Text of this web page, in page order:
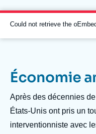
au
contenu
principal
Navigation
principale
L'Ifri
Message
d'erreur
Could not retrieve the
Économie
Description
Après des décennies
États-Unis ont pris un
interventionniste avec